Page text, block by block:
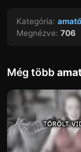
Kategória:
Megnézve: 706
Még több